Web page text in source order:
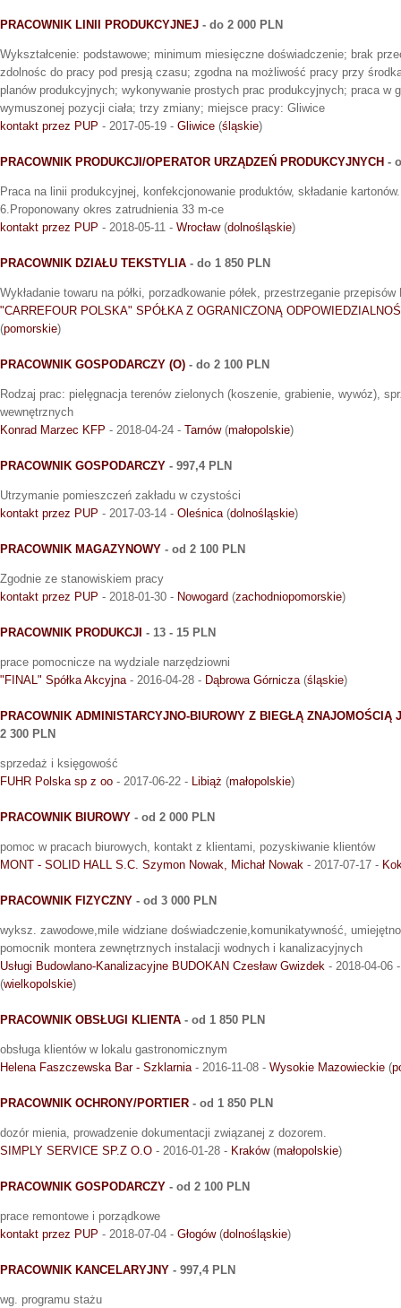
PRACOWNIK LINII PRODUKCYJNEJ - do 2 000 PLN
Wykształcenie: podstawowe; minimum miesięczne doświadczenie; brak
zdolnośc do pracy pod presją czasu; zgodna na możliwość pracy przy
planów produkcyjnych; wykonywanie prostych prac produkcyjnych; praca w
wymuszonej pozycji ciała; trzy zmiany; miejsce pracy: Gliwice
kontakt przez PUP - 2017-05-19 - Gliwice (śląskie)
PRACOWNIK PRODUKCJI/OPERATOR URZĄDZEŃ PRODUKCYJNYCH -
Praca na linii produkcyjnej, konfekcjonowanie produktów, składanie
6.Proponowany okres zatrudnienia 33 m-ce
kontakt przez PUP - 2018-05-11 - Wrocław(dolnośląskie)
PRACOWNIK DZIAŁU TEKSTYLIA - do 1 850 PLN
Wykładanie towaru na półki, porzadkowanie półek, przestrzeganie
"CARREFOUR POLSKA" SPÓŁKA Z OGRANICZONĄ
(pomorskie)
PRACOWNIK GOSPODARCZY (O) - do 2 100 PLN
Rodzaj prac: pielęgnacja terenów zielonych (koszenie, grabienie, wywóz),
wewnętrznych
Konrad Marzec KFP - 2018-04-24 - Tarnów(małopolskie)
PRACOWNIK GOSPODARCZY - 997,4 PLN
Utrzymanie pomieszczeń zakładu w czystości
kontakt przez PUP - 2017-03-14 - Oleśnica(dolnośląskie)
PRACOWNIK MAGAZYNOWY - od 2 100 PLN
Zgodnie ze stanowiskiem pracy
kontakt przez PUP - 2018-01-30 - Nowogard (zachodniopomorskie)
PRACOWNIK PRODUKCJI - 13 - 15 PLN
prace pomocnicze na wydziale narzędziowni
"FINAL" Spółka Akcyjna- 2016-04-28 - Dąbrowa Górnicza(śląskie)
PRACOWNIK ADMINISTARCYJNO-BIUROWY Z BIEGŁĄ ZNAJOMOŚCIĄ
2 300 PLN
sprzedaż i księgowość
FUHR Polska sp z oo - 2017-06-22 - Libiąż (małopolskie)
PRACOWNIK BIUROWY - od 2 000 PLN
pomoc w pracach biurowych, kontakt z klientami, pozyskiwanie klientów
MONT - SOLID HALL S.C. Szymon Nowak, Michał Nowak - 2017-07-17 -
PRACOWNIK FIZYCZNY - od 3 000 PLN
wyksz. zawodowe,mile widziane doświadczenie,komunikatywność,
pomocnik montera zewnętrznych instalacji wodnych i kanalizacyjnych
Usługi Budowlano-Kanalizacyjne BUDOKAN Czesław Gwizdek - 2018-04-06
(wielkopolskie)
PRACOWNIK OBSŁUGI KLIENTA - od 1 850 PLN
obsługa klientów w lokalu gastronomicznym
Helena Faszczewska Bar - Szklarnia- 2016-11-08 - Wysokie Mazowieckie (
PRACOWNIK OCHRONY/PORTIER - od 1 850 PLN
dozór mienia, prowadzenie dokumentacji związanej z dozorem.
SIMPLY SERVICE SP.Z O.O - 2016-01-28 - Kraków(małopolskie)
PRACOWNIK GOSPODARCZY - od 2 100 PLN
prace remontowe i porządkowe
kontakt przez PUP - 2018-07-04 - Głogów(dolnośląskie)
PRACOWNIK KANCELARYJNY - 997,4 PLN
wg. programu stażu